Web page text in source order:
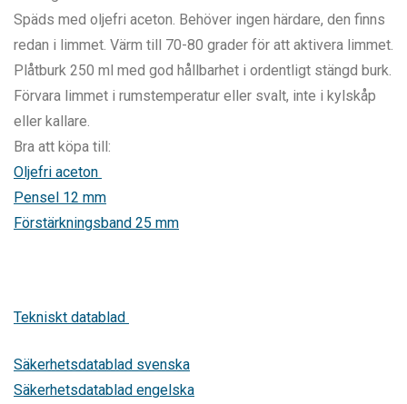
Späds med oljefri aceton. Behöver ingen härdare, den finns
redan i limmet. Värm till 70-80 grader för att aktivera limmet.
Plåtburk 250 ml med god hållbarhet i ordentligt stängd burk.
Förvara limmet i rumstemperatur eller svalt, inte i kylskåp
eller kallare.
Bra att köpa till:
Oljefri aceton
Pensel 12 mm
Förstärkningsband 25 mm
Tekniskt datablad
Säkerhetsdatablad svenska
Säkerhetsdatablad engelska